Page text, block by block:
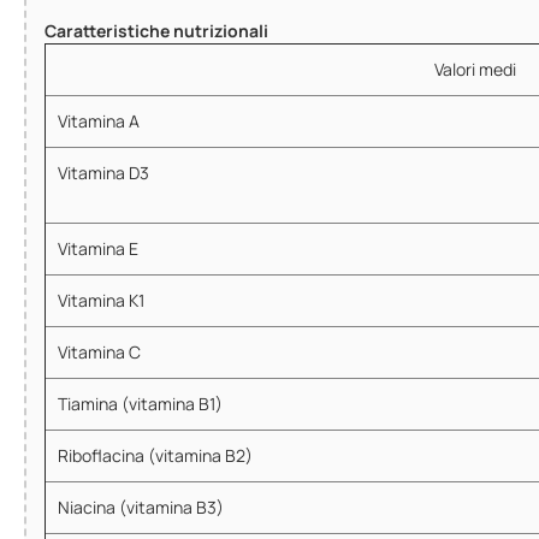
Caratteristiche nutrizionali
Valori medi
Vitamina A
Vitamina D3
Vitamina E
Vitamina K1
Vitamina C
Tiamina (vitamina B1)
Riboflacina (vitamina B2)
Niacina (vitamina B3)